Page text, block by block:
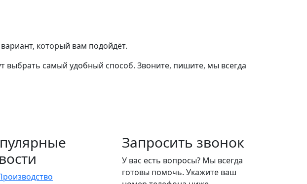
который вам подойдёт.
самый удобный способ. Звоните, пишите, мы всегда
Запросить звонок
У вас есть вопросы? Мы всегда
готовы помочь. Укажите ваш